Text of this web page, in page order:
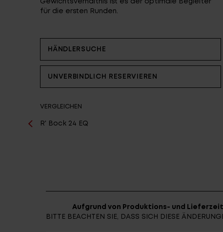
Partner
Gewichtsverhältnis ist es der optimale Begleiter
für die ersten Runden.
HÄNDLERSUCHE
UNVERBINDLICH RESERVIEREN
VERGLEICHEN
R' Bock 24 EQ
Aufgrund von Produktions- und
BITTE BEACHTEN SIE, DASS SICH DIESE